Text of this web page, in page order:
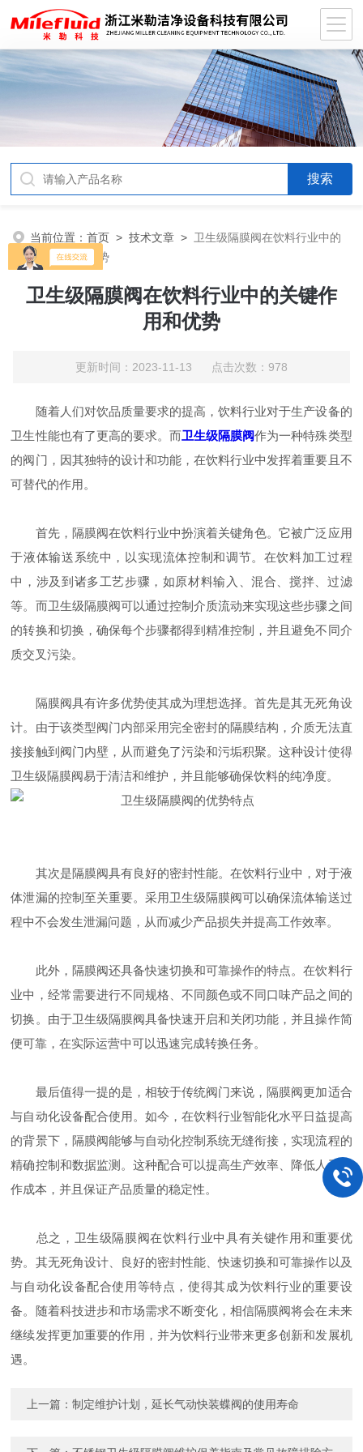
当前位置：首页 >技术文章 > 卫生级隔膜阀在饮料行业中的
关键作用和优势
卫生级隔膜阀在饮料行业中的关键作
用和优势
更新时间：2023-11-13 点击次数：978
随着人们对饮品质量要求的提高，饮料行业对于生产设备的
卫生性能也有了更高的要求。而卫生级隔膜阀作为一种特殊类型
的阀门，因其独特的设计和功能，在饮料行业中发挥着重要且不
可替代的作用。
首先，隔膜阀在饮料行业中扮演着关键角色。它被广泛应用
于液体输送系统中，以实现流体控制和调节。在饮料加工过程
中，涉及到诸多工艺步骤，如原材料输入、混合、搅拌、过滤
等。而卫生级隔膜阀可以通过控制介质流动来实现这些步骤之间
的转换和切换，确保每个步骤都得到精准控制，并且避免不同介
质交叉污染。
隔膜阀具有许多优势使其成为理想选择。首先是其无死角设
计。由于该类型阀门内部采用完全密封的隔膜结构，介质无法直
接接触到阀门内壁，从而避免了污染和污垢积聚。这种设计使得
卫生级隔膜阀易于清洁和维护，并且能够确保饮料的纯净度。
其次是隔膜阀具有良好的密封性能。在饮料行业中，对于液
体泄漏的控制至关重要。采用卫生级隔膜阀可以确保流体输送过
程中不会发生泄漏问题，从而减少产品损失并提高工作效率。
此外，隔膜阀还具备快速切换和可靠操作的特点。在饮料行
业中，经常需要进行不同规格、不同颜色或不同口味产品之间的
切换。由于卫生级隔膜阀具备快速开启和关闭功能，并且操作简
便可靠，在实际运营中可以迅速完成转换任务。
最后值得一提的是，相较于传统阀门来说，隔膜阀更加适合
与自动化设备配合使用。如今，在饮料行业智能化水平日益提高
的背景下，隔膜阀能够与自动化控制系统无缝衔接，实现流程的
精确控制和数据监测。这种配合可以提高生产效率、降低人工操
作成本，并且保证产品质量的稳定性。
总之，卫生级隔膜阀在饮料行业中具有关键作用和重要优
势。其无死角设计、良好的密封性能、快速切换和可靠操作以及
与自动化设备配合使用等特点，使得其成为饮料行业的重要设
备。随着科技进步和市场需求不断变化，相信隔膜阀将会在未来
继续发挥更加重要的作用，并为饮料行业带来更多创新和发展机
遇。
上一篇：制定维护计划，延长气动快装蝶阀的使用寿命